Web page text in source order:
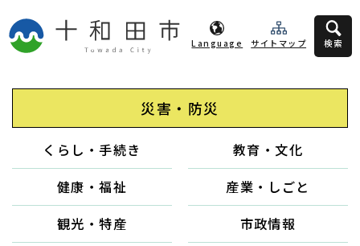
Language サイトマップ 検索
災害・防災
くらし・手続き
教育・文化
健康・福祉
産業・しごと
観光・特産
市政情報